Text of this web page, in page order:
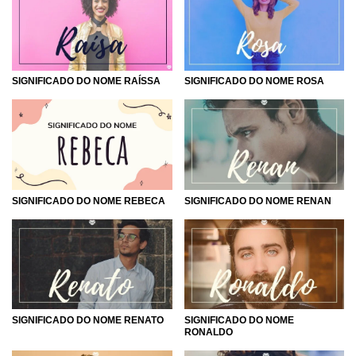
SIGNIFICADO DO NOME RAÍSSA SIGNIFICADO DO NOME ROSA
SIGNIFICADO DO NOME REBECA SIGNIFICADO DO NOME RENAN
SIGNIFICADO DO NOME RENATO
SIGNIFICADO DO NOME
RONALDO